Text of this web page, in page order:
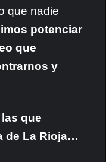
que nadie
potenciar
que
y
que
de La Rioja…